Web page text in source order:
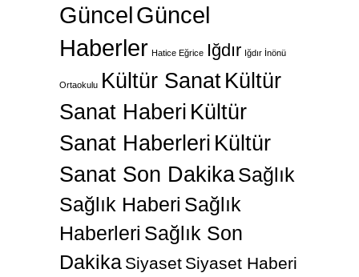
GüncelGüncel
Haberler Hatice Eğrice Iğdır Iğdır İnönü
Ortaokulu Kültür SanatKültür
Sanat Haberi Kültür
Sanat Haberleri Kültür
Sanat Son DakikaSağlık
Sağlık Haberi Sağlık
Haberleri Sağlık Son
Dakika Siyaset Siyaset Haberi